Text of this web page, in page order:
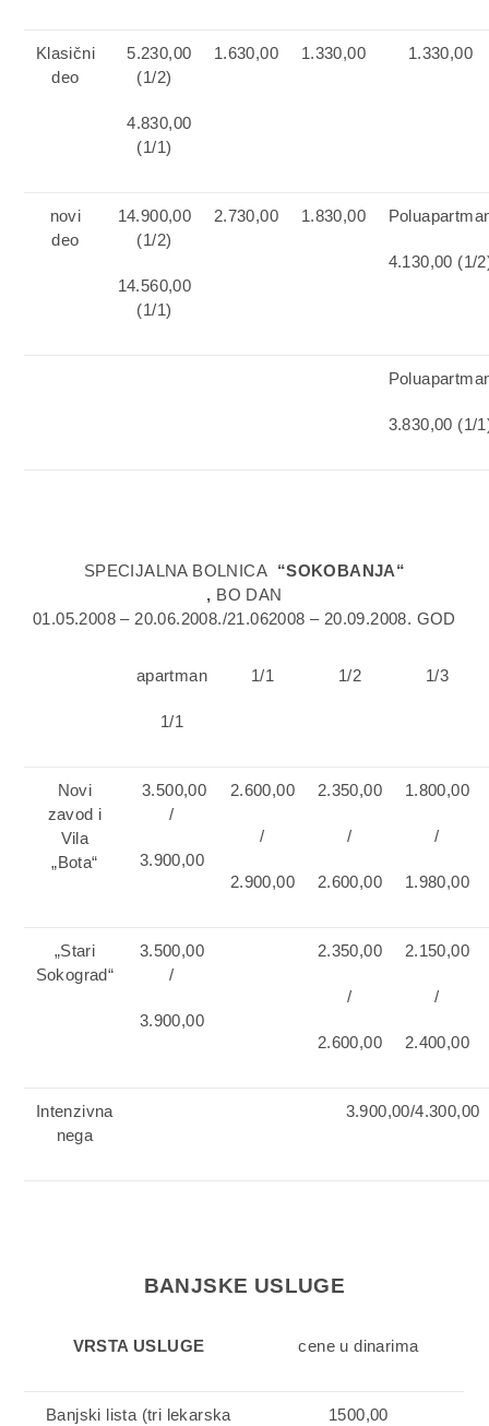
Klasični
deo
5.230,00
(1/2)
4.830,00
(1/1)
1.630,00 1.330,00 1.330,00
novi
deo
14.900,00
(1/2)
14.560,00
(1/1)
2.730,00 1.830,00
4.130,00 (1/
3.830,00 (1/
SPECIJALNA BOLNICA “SOKOBANJA“
, BO DAN
01.05.2008 – 20.06.2008./21.062008 – 20.09.2008. GOD
apartman
1/1
1/1 1/2 1/3
Novi
zavod i
Vila
„Bota“
3.500,00
/
3.900,00
2.600,00
/
2.900,00
2.350,00
/
2.600,00
1.800,00
/
1.980,00
„Stari
Sokograd“
3.500,00
/
3.900,00
2.350,00
/
2.600,00
2.150,00
/
2.400,00
Intenzivna
nega
3.900,00/4.300,00
BANJSKE USLUGE
VRSTA USLUGE cene u dinarima
Banjski lista (tri lekarska
1500,00